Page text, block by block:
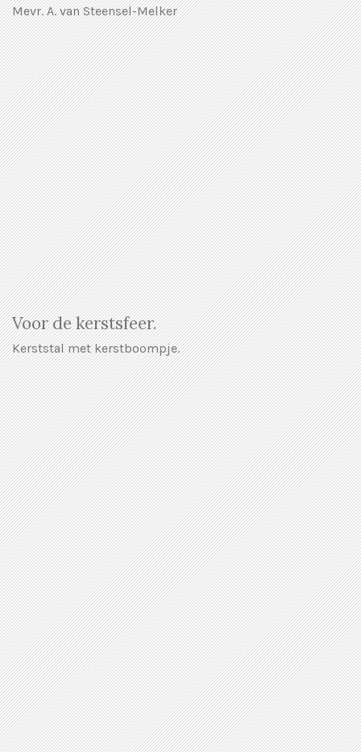
Mevr. A. van Steensel-Melker
Voor de kerstsfeer.
Kerststal met kerstboompje.